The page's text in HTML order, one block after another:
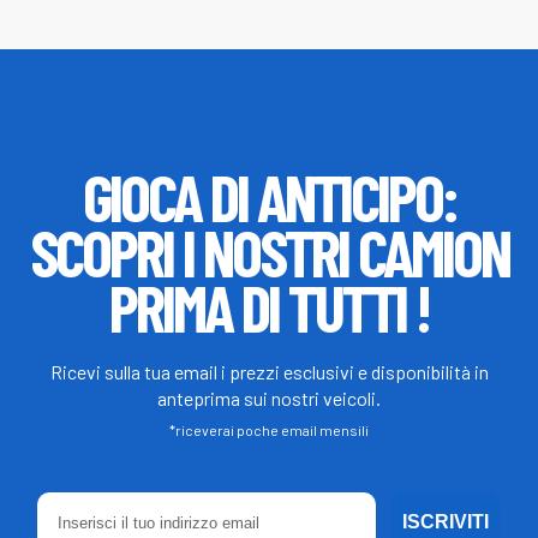
GIOCA DI ANTICIPO:
SCOPRI I NOSTRI CAMION
PRIMA DI TUTTI !
Ricevi sulla tua email i prezzi esclusivi e disponibilità in
anteprima sui nostri veicoli.
*riceverai poche email mensili
ISCRIVITI